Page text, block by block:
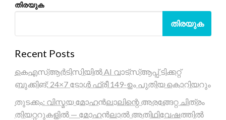
തിരയുക
തിരയുക
Recent Posts
കെഎസ്ആർടിസിയിൽ AI വാട്സ്ആപ്പ് ടിക്കറ്റ്
ബുക്കിങ്; 24×7 ടോൾ ഫ്രീ 149-ഉം പുതിയ കൊറിയറും
തുടക്കം: വിസ്മയ മോഹൻലാലിന്റെ അരങ്ങേറ്റ ചിത്രം
തിയറ്ററുകളിൽ — മോഹൻലാൽ അതിഥിവേഷത്തിൽ